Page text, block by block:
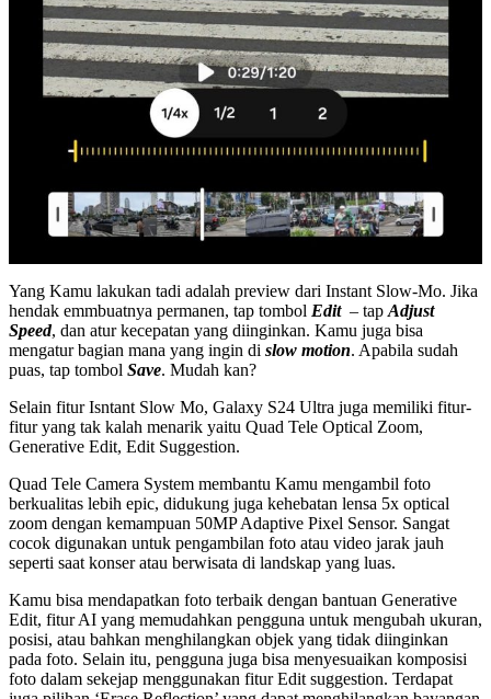
Yang Kamu lakukan tadi adalah preview dari Instant Slow-Mo. Jika
hendak emmbuatnya permanen, tap tombol Edit– tap Adjust
Speed, dan atur kecepatan yang diinginkan. Kamu juga bisa
mengatur bagian mana yang ingin di slow motion. Apabila sudah
puas, tap tombol Save. Mudah kan?
Selain fitur Isntant Slow Mo, Galaxy S24 Ultra juga memiliki fitur-
fitur yang tak kalah menarik yaitu Quad Tele Optical Zoom,
Generative Edit, Edit Suggestion.
Quad Tele Camera System membantu Kamu mengambil foto
berkualitas lebih epic, didukung juga kehebatan lensa 5x optical
zoom dengan kemampuan 50MP Adaptive Pixel Sensor. Sangat
cocok digunakan untuk pengambilan foto atau video jarak jauh
seperti saat konser atau berwisata di landskap yang luas.
Kamu bisa mendapatkan foto terbaik dengan bantuan Generative
Edit, fitur AI yang memudahkan pengguna untuk mengubah ukuran,
posisi, atau bahkan menghilangkan objek yang tidak diinginkan
pada foto. Selain itu, pengguna juga bisa menyesuaikan komposisi
foto dalam sekejap menggunakan fitur Edit suggestion. Terdapat